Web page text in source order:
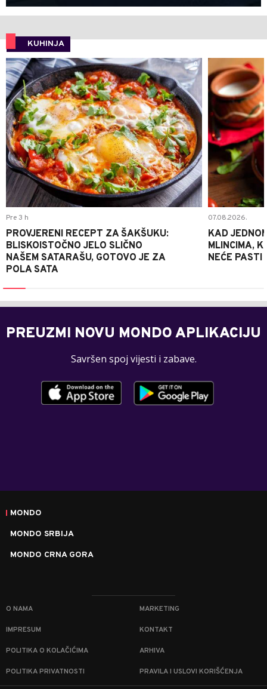
KUHINJA
0
Pre 3 h
PROVJERENI RECEPT ZA ŠAKŠUKU:
BLISKOISTOČNO JELO SLIČNO
NAŠEM SATARAŠU, GOTOVO JE ZA
POLA SATA
07.08.2026.
KAD
MLINCIMA,
NEĆE PASTI
PREUZMI NOVU MONDO APLIKACIJU
Savršen spoj vijesti i zabave.
MONDO
MONDO SRBIJA
MONDO CRNA GORA
O NAMA MARKETING
IMPRESUM KONTAKT
POLITIKA O KOLAČIĆIMA ARHIVA
POLITIKA PRIVATNOSTI PRAVILA I USLOVI KORIŠĆENJA